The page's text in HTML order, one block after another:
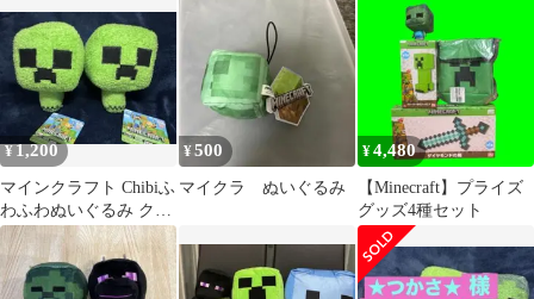
¥1,200
マインクラフト Chibiふ
わふわぬいぐるみ クリ
ーパー ×2体セット
¥500
マイクラ ぬいぐるみ
¥4,480
【Minecraft】プライズ
グッズ4種セット